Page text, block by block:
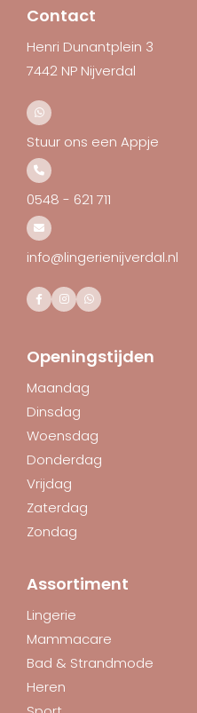
Contact
Henri Dunantplein 3
7442 NP Nijverdal
Stuur ons een Appje
0548 - 621 711
info@lingerienijverdal.nl
Openingstijden
Maandag
Dinsdag
Woensdag
Donderdag
Vrijdag
Zaterdag
Zondag
Assortiment
Lingerie
Mammacare
Bad & Strandmode
Heren